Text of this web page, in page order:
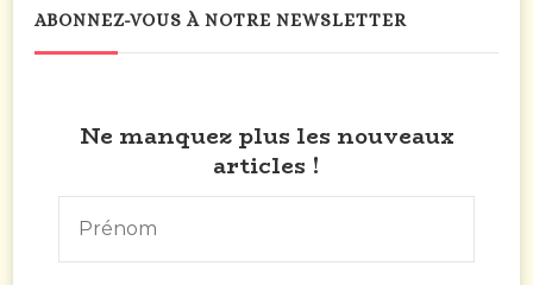
ABONNEZ-VOUS À NOTRE NEWSLETTER
Ne manquez plus les nouveaux
articles !